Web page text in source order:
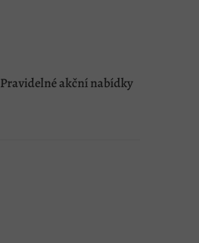
Pravidelné akční nabídky